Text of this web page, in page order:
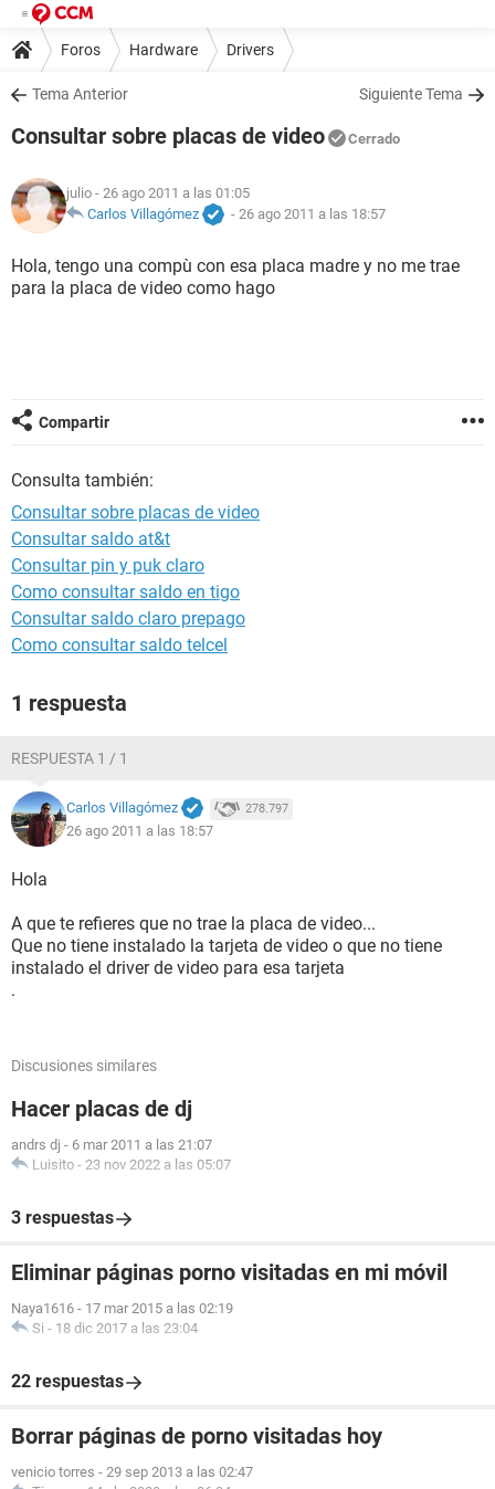
Foros Hardware Drivers
Tema Anterior Siguiente Tema
Consultar sobre placas de video Cerrado
julio - 26 ago 2011 a las 01:05
Carlos Villagómez
- 26 ago 2011 a las 18:57
Hola, tengo una compù con esa placa madre y no me trae
para la placa de video como hago
Compartir
Consulta también:
Consultar sobre placas de video
Consultar saldo at&t
Consultar pin y puk claro
Como consultar saldo en tigo
Consultar saldo claro prepago
Como consultar saldo telcel
1 respuesta
RESPUESTA 1 / 1
Carlos Villagómez 278.797
26 ago 2011 a las 18:57
Hola
A que te refieres que no trae la placa de video...
Que no tiene instalado la tarjeta de video o que no tiene
instalado el driver de video para esa tarjeta
.
Discusiones similares
Hacer placas de dj
andrs dj - 6 mar 2011 a las 21:07
Luisito - 23 nov 2022 a las 05:07
3 respuestas
Eliminar páginas porno visitadas en mi móvil
Naya1616 - 17 mar 2015 a las 02:19
Si - 18 dic 2017 a las 23:04
22 respuestas
Borrar páginas de porno visitadas hoy
venicio torres - 29 sep 2013 a las 02:47